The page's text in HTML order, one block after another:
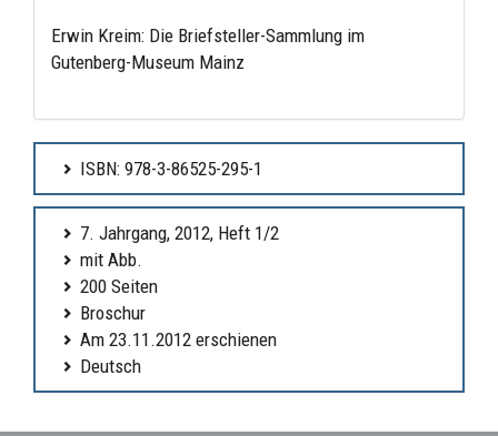
Erwin Kreim: Die Briefsteller-Sammlung im
Gutenberg-Museum Mainz
ISBN: 978-3-86525-295-1
7. Jahrgang, 2012, Heft 1/2
mit Abb.
200 Seiten
Broschur
Am 23.11.2012 erschienen
Deutsch